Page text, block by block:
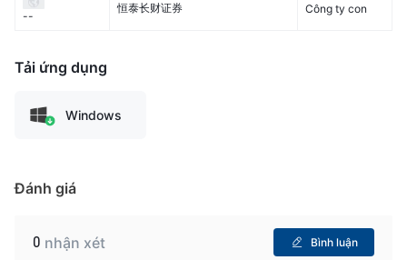
--
恒泰长财证券 Công ty con
Tải ứng dụng
Windows
Đánh giá
0 nhận xét Bình luận